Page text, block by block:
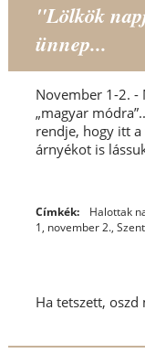
"Lölkök
ünnep...
November 1-2. -
„magyar
rendje, hogy itt
árnyékot is
Címkék: Halottak
1, november 2.,
Ha tetszett, oszd